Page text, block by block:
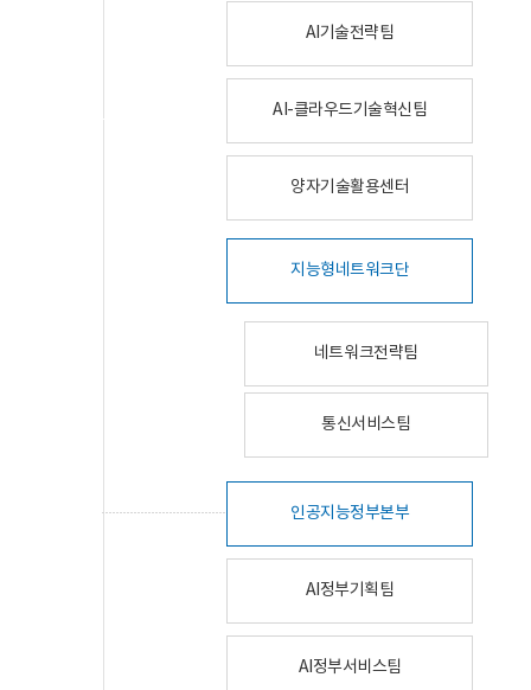
AI기술전략팀
AI-클라우드기술혁신팀
양자기술활용센터
지능형네트워크단
네트워크전략팀
통신서비스팀
인공지능정부본부
AI정부기획팀
AI정부서비스팀